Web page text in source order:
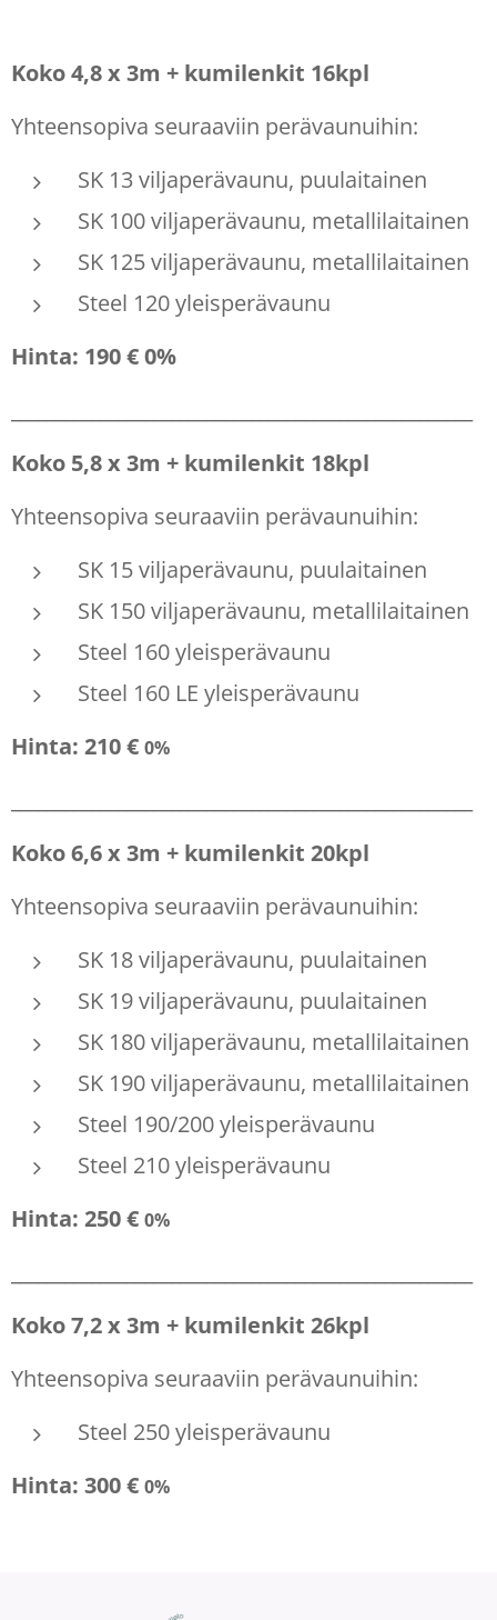
Koko 4,8 x 3m + kumilenkit 16kpl
Yhteensopiva seuraaviin perävaunuihin:
SK 13 viljaperävaunu, puulaitainen
SK 100 viljaperävaunu, metallilaitainen
SK 125 viljaperävaunu, metallilaitainen
Steel 120 yleisperävaunu
Hinta: 190 € 0%
Koko 5,8 x 3m + kumilenkit 18kpl
Yhteensopiva seuraaviin perävaunuihin:
SK 15 viljaperävaunu, puulaitainen
SK 150 viljaperävaunu, metallilaitainen
Steel 160 yleisperävaunu
Steel 160 LE yleisperävaunu
Hinta: 210 € 0%
Koko 6,6 x 3m + kumilenkit 20kpl
Yhteensopiva seuraaviin perävaunuihin:
SK 18 viljaperävaunu, puulaitainen
SK 19 viljaperävaunu, puulaitainen
SK 180 viljaperävaunu, metallilaitainen
SK 190 viljaperävaunu, metallilaitainen
Steel 190/200 yleisperävaunu
Steel 210 yleisperävaunu
Hinta: 250 € 0%
Koko 7,2 x 3m + kumilenkit 26kpl
Yhteensopiva seuraaviin perävaunuihin:
Steel 250 yleisperävaunu
Hinta: 300 € 0%